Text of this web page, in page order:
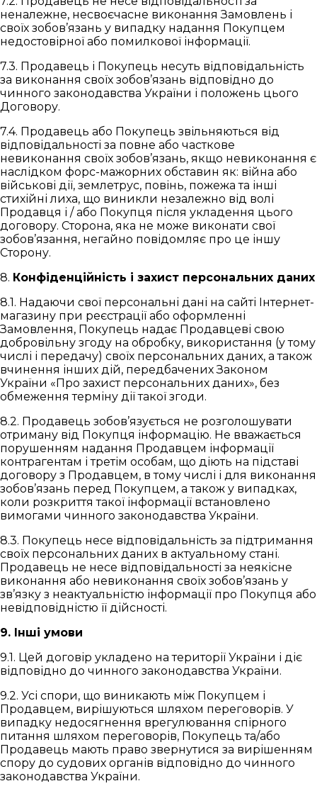
неналежне, несвоєчасне виконання Замовлень і
своїх зобов’язань у випадку надання Покупцем
недостовірної або помилкової інформації.
7.3. Продавець і Покупець несуть відповідальність
за виконання своїх зобов’язань відповідно до
чинного законодавства України і положень цього
Договору.
7.4. Продавець або Покупець звільняються від
відповідальності за повне або часткове
невиконання своїх зобов’язань, якщо невиконання є
наслідком форс-мажорних обставин як: війна або
військові дії, землетрус, повінь, пожежа та інші
стихійні лиха, що виникли незалежно від волі
Продавця і / або Покупця після укладення цього
договору. Сторона, яка не може виконати свої
зобов’язання, негайно повідомляє про це іншу
Сторону.
8. Конфіденційність і захист персональних даних
8.1. Надаючи свої персональні дані на сайті Інтернет-
магазину при реєстрації або оформленні
Замовлення, Покупець надає Продавцеві свою
добровільну згоду на обробку, використання (у тому
числі і передачу) своїх персональних даних, а також
вчинення інших дій, передбачених Законом
України «Про захист персональних даних», без
обмеження терміну дії такої згоди.
8.2. Продавець зобов’язується не розголошувати
отриману від Покупця інформацію. Не вважається
порушенням надання Продавцем інформації
контрагентам і третім особам, що діють на підставі
договору з Продавцем, в тому числі і для виконання
зобов’язань перед Покупцем, а також у випадках,
коли розкриття такої інформації встановлено
вимогами чинного законодавства України.
8.3. Покупець несе відповідальність за підтримання
своїх персональних даних в актуальному стані.
Продавець не несе відповідальності за неякісне
виконання або невиконання своїх зобов’язань у
зв’язку з неактуальністю інформації про Покупця або
невідповідністю її дійсності.
9. Інші умови
9.1. Цей договір укладено на території України і діє
відповідно до чинного законодавства України.
9.2. Усі спори, що виникають між Покупцем і
Продавцем, вирішуються шляхом переговорів. У
випадку недосягнення врегулювання спірного
питання шляхом переговорів, Покупець та/або
Продавець мають право звернутися за вирішенням
спору до судових органів відповідно до чинного
законодавства України.